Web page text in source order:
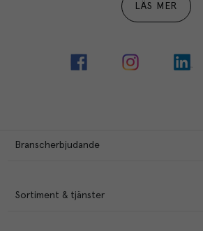
LÄS MER
Branscherbjudande
Sortiment & tjänster